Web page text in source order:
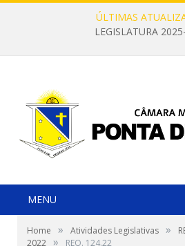
ÚLTIMAS
LEGISLATURA
MENU
Home » Atividades Legislativas »
2022 » REQ. 124.22